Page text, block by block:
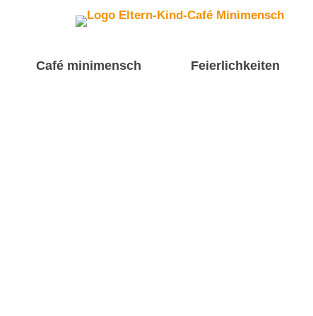
Café minimensch Feierlichkeiten